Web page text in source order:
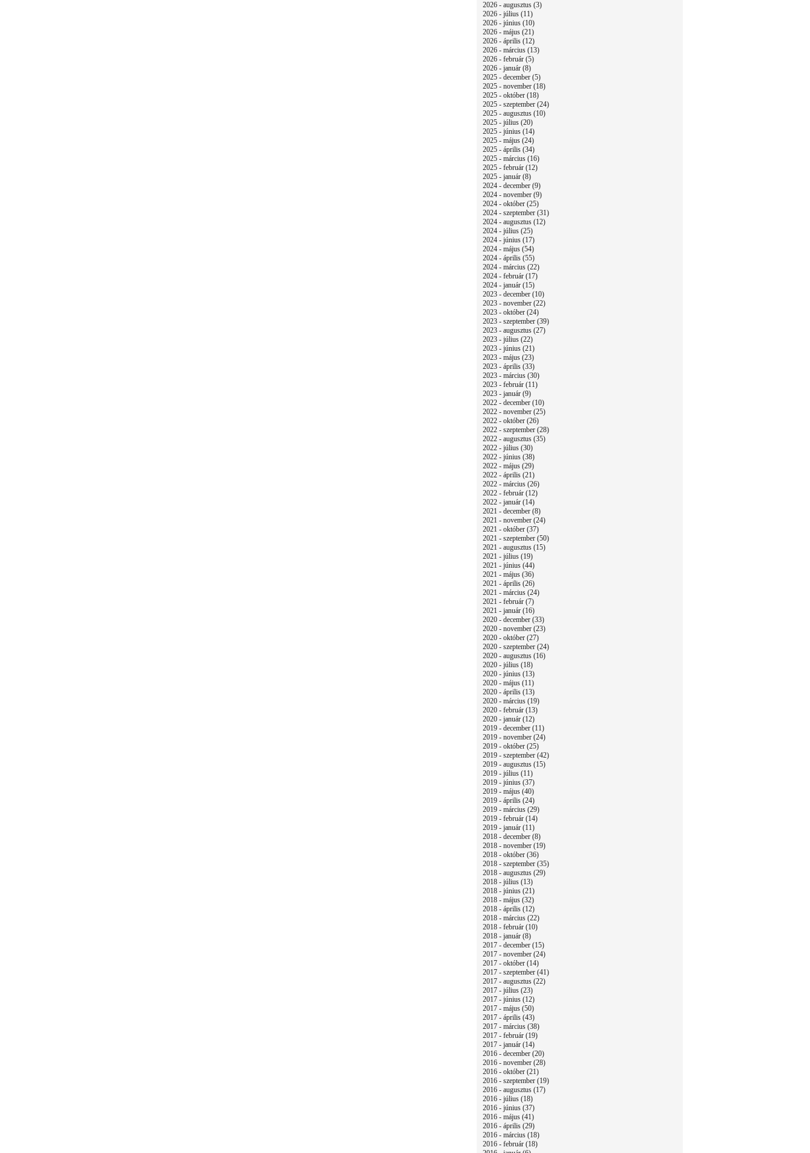
2026 - augusztus (3)
2026 - július (11)
2026 - június (10)
2026 - május (21)
2026 - április (12)
2026 - március (13)
2026 - február (5)
2026 - január (8)
2025 - december (5)
2025 - november (18)
2025 - október (18)
2025 - szeptember (24)
2025 - augusztus (10)
2025 - július (20)
2025 - június (14)
2025 - május (24)
2025 - április (34)
2025 - március (16)
2025 - február (12)
2025 - január (8)
2024 - december (9)
2024 - november (9)
2024 - október (25)
2024 - szeptember (31)
2024 - augusztus (12)
2024 - július (25)
2024 - június (17)
2024 - május (54)
2024 - április (55)
2024 - március (22)
2024 - február (17)
2024 - január (15)
2023 - december (10)
2023 - november (22)
2023 - október (24)
2023 - szeptember (39)
2023 - augusztus (27)
2023 - július (22)
2023 - június (21)
2023 - május (23)
2023 - április (33)
2023 - március (30)
2023 - február (11)
2023 - január (9)
2022 - december (10)
2022 - november (25)
2022 - október (26)
2022 - szeptember (28)
2022 - augusztus (35)
2022 - július (30)
2022 - június (38)
2022 - május (29)
2022 - április (21)
2022 - március (26)
2022 - február (12)
2022 - január (14)
2021 - december (8)
2021 - november (24)
2021 - október (37)
2021 - szeptember (50)
2021 - augusztus (15)
2021 - július (19)
2021 - június (44)
2021 - május (36)
2021 - április (26)
2021 - március (24)
2021 - február (7)
2021 - január (16)
2020 - december (33)
2020 - november (23)
2020 - október (27)
2020 - szeptember (24)
2020 - augusztus (16)
2020 - július (18)
2020 - június (13)
2020 - május (11)
2020 - április (13)
2020 - március (19)
2020 - február (13)
2020 - január (12)
2019 - december (11)
2019 - november (24)
2019 - október (25)
2019 - szeptember (42)
2019 - augusztus (15)
2019 - július (11)
2019 - június (37)
2019 - május (40)
2019 - április (24)
2019 - március (29)
2019 - február (14)
2019 - január (11)
2018 - december (8)
2018 - november (19)
2018 - október (36)
2018 - szeptember (35)
2018 - augusztus (29)
2018 - július (13)
2018 - június (21)
2018 - május (32)
2018 - április (12)
2018 - március (22)
2018 - február (10)
2018 - január (8)
2017 - december (15)
2017 - november (24)
2017 - október (14)
2017 - szeptember (41)
2017 - augusztus (22)
2017 - július (23)
2017 - június (12)
2017 - május (50)
2017 - április (43)
2017 - március (38)
2017 - február (19)
2017 - január (14)
2016 - december (20)
2016 - november (28)
2016 - október (21)
2016 - szeptember (19)
2016 - augusztus (17)
2016 - július (18)
2016 - június (37)
2016 - május (41)
2016 - április (29)
2016 - március (18)
2016 - február (18)